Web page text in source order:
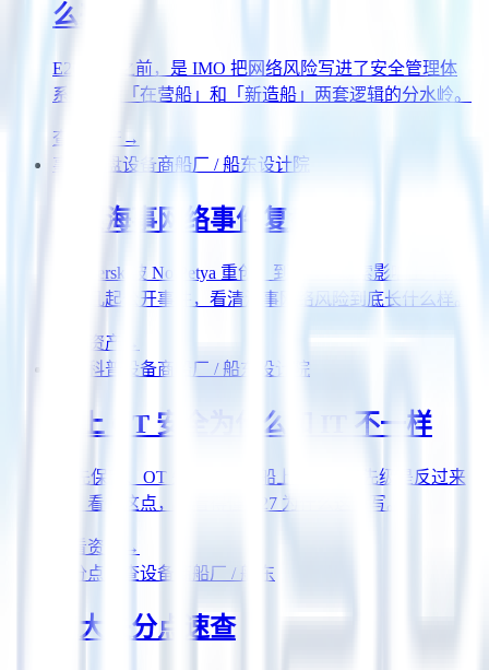
么来的
E26/E27 之前，是 IMO 把网络风险写进了安全管理体
系。看懂「在营船」和「新造船」两套逻辑的分水岭。
查看资产 →
事件复盘设备商船厂 / 船东设计院
真实海事网络事件复盘
从 Maersk 被 NotPetya 重创，到 DNV 勒索影响上千条船
——几起公开事件，看清海事网络风险到底长什么样。
查看资产
深度科普
设备商 船厂 / 船东 设计院
船上 OT 安全为什么和 IT 不一样
IT 先保密、OT 先可用——船上 OT 的优先级是反过来
的。看懂这点，才看得懂 E27 为什么这么写。
查看资产
→
失分点速查设备商 船厂 / 船东
五大失分点速查